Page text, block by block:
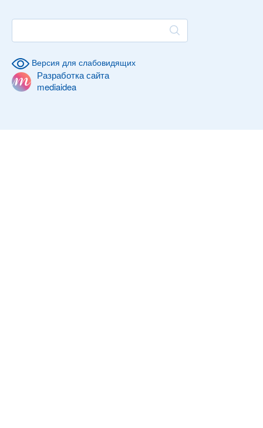
Версия для слабовидящих
Разработка сайта
mediaidea